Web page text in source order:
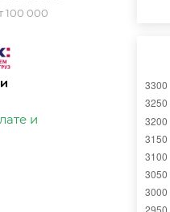
100 000
и